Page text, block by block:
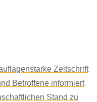
Zeitschrift
Betroffene informiert
Stand zu